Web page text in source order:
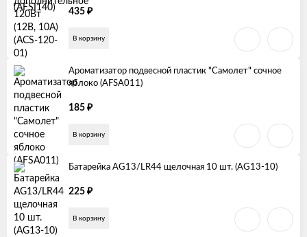
435 ₽
В корзину
Ароматизатор подвесной пластик "Самолет" сочное
яблоко (AFSA011)
185 ₽
В корзину
Батарейка AG13/LR44 щелочная 10 шт. (AG13-10)
225 ₽
В корзину